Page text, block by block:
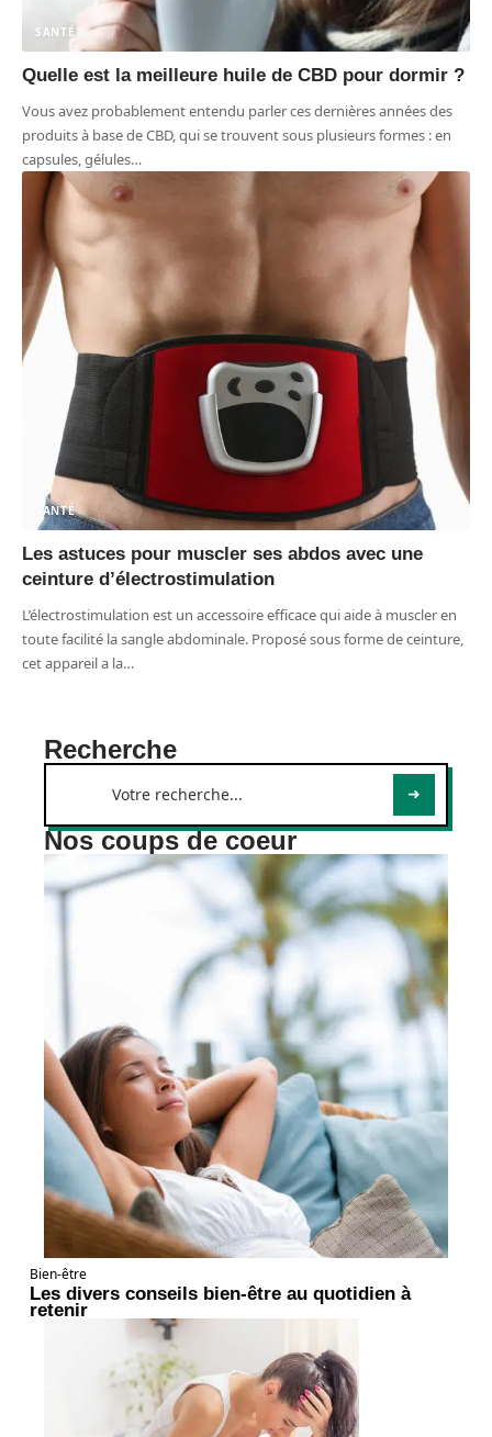
SANTÉ
Quelle est la meilleure huile de CBD pour dormir ?
Vous avez probablement entendu parler ces dernières années des
produits à base de CBD, qui se trouvent sous plusieurs formes : en
capsules, gélules…
SANTÉ
Les astuces pour muscler ses abdos avec une
ceinture d’électrostimulation
L’électrostimulation est un accessoire efficace qui aide à muscler en
toute facilité la sangle abdominale. Proposé sous forme de ceinture,
cet appareil a la…
Recherche
Nos coups de coeur
Bien-être
Les divers conseils bien-être au quotidien à
retenir